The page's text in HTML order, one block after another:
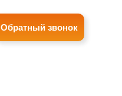
Обратный звонок